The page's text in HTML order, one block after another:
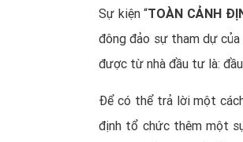
Sự kiện “TOÀN CẢNH
đông đảo sự tham dự của
được từ nhà đầu tư là:
Để có thể trả lời một
định tổ chức thêm một